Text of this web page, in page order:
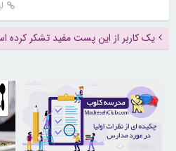
یک کاربر از این پست مفید تشکر